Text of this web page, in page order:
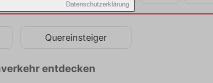
Datenschutzerklärung
Quereinsteiger
entdecken